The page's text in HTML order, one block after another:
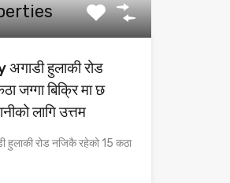
हुलाकी रोड
जग्गा बिक्रि मा छ
लागि उत्तम
रोड नजिकै रहेको 15 कठा